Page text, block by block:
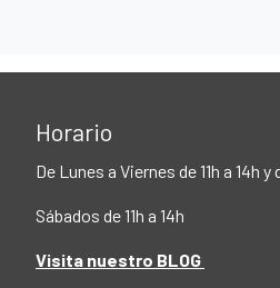
Horario
De Lunes a Viernes de 11h a 14h y
Sábados de 11h a 14h
Visita nuestro BLOG